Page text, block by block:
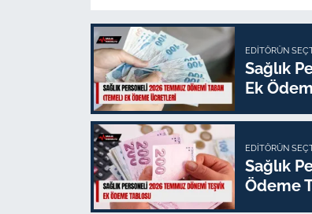
EDITÖRÜN
Sağlık
Ek
EDITÖRÜN
Sağlık
Ödeme